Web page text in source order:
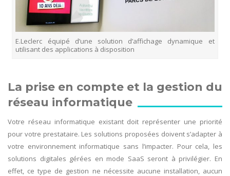
E.Leclerc équipé d’une solution d’affichage dynamique et
utilisant des applications à disposition
La prise en compte et la gestion du
réseau informatique
Votre réseau informatique existant doit représenter une priorité
pour votre prestataire. Les solutions proposées doivent s’adapter à
votre environnement informatique sans l’impacter. Pour cela, les
solutions digitales gérées en mode SaaS seront à privilégier. En
effet, ce type de gestion ne nécessite aucune installation, aucun